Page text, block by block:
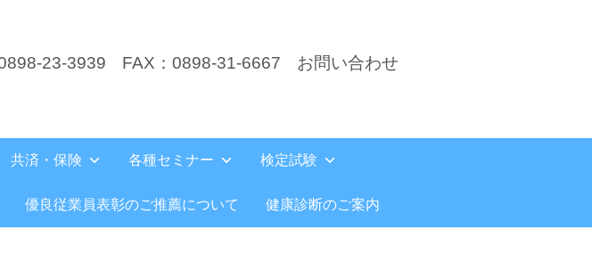
23-3939 FAX：0898-31-6667 お問い合わせ
共済・保険 各種セミナー 検定試験
優良従業員表彰のご推薦について 健康診断のご案内